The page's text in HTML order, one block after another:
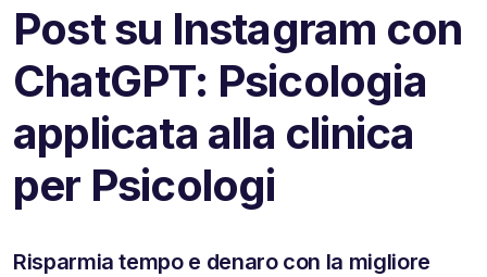
Post su Instagram con
ChatGPT: Psicologia
applicata alla clinica
per Psicologi
Risparmia tempo e denaro con la migliore